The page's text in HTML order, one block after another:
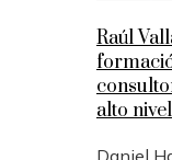
Raúl
alto nivel